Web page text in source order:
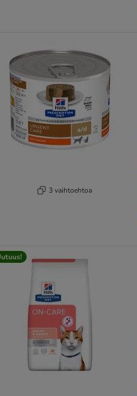
3 vaihtoehtoa